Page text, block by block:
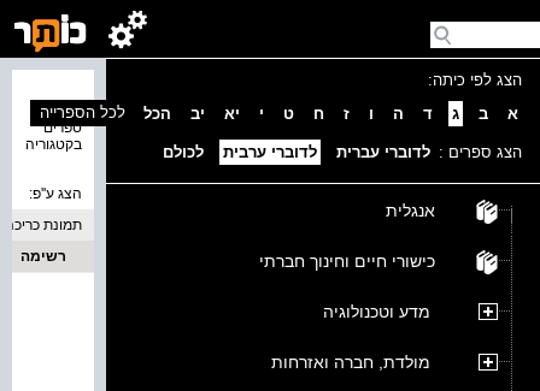
הצג לפי כיתה:
א
ב ג ד ה ו ז ח ט י יא יב הכל
הצג ספרים : לדוברי עברית לדוברי ערבית לכולם
אנגלית
כישורי חיים וחינוך חברתי
מדע וטכנולוגיה
מולדת, חברה ואזרחות
ספרים
בקטגוריה
לכל הספרייה
הצג ע''פ:
תמונת כריכה
רשימה